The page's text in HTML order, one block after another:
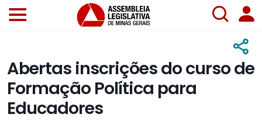
Abertas inscrições do curso de
Formação Política para
Educadores